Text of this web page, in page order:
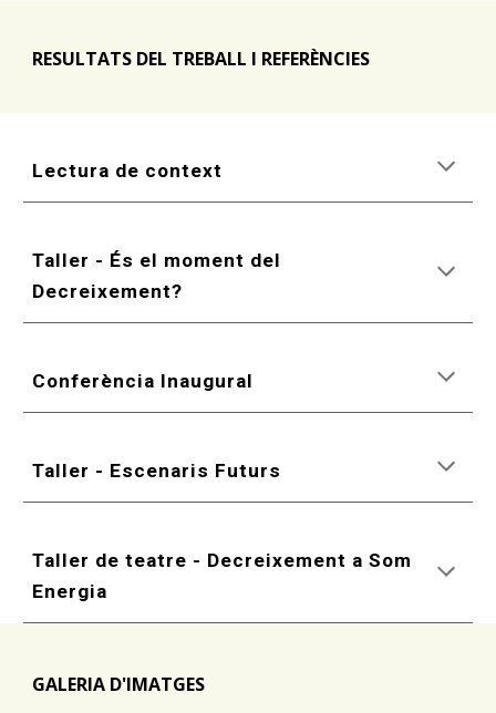
RESULTATS DEL TREBALL I REFERÈNCIES
Lectura de context
Taller - És el moment del
Decreixement?
Conferència Inaugural
Taller - Escenaris Futurs
Taller deteatre - Decreixement a Som
Energia
GALERIA D'IMATGES